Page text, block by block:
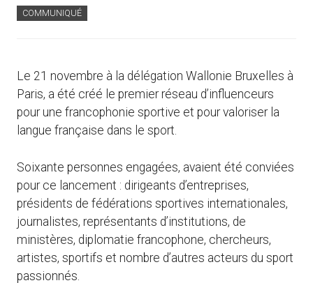
COMMUNIQUÉ
Le 21 novembre à la délégation Wallonie Bruxelles à
Paris, a été créé le premier réseau d’influenceurs
pour une francophonie sportive et pour valoriser la
langue française dans le sport.
Soixante personnes engagées, avaient été conviées
pour ce lancement : dirigeants d’entreprises,
présidents de fédérations sportives internationales,
journalistes, représentants d’institutions, de
ministères, diplomatie francophone, chercheurs,
artistes, sportifs et nombre d’autres acteurs du sport
passionnés.